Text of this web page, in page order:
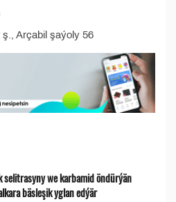
Arçabil şaýoly 56
selitrasyny we karbamid öndürýän
bäsleşik yglan edýär